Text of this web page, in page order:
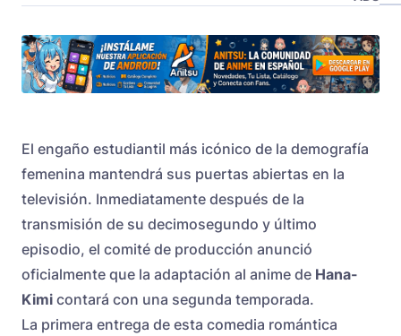
El engaño estudiantil más icónico de la demografía
femenina mantendrá sus puertas abiertas en la
televisión. Inmediatamente después de la
transmisión de su decimosegundo y último
episodio, el comité de producción anunció
oficialmente que la adaptación al anime de Hana-
Kimi contará con una segunda temporada.
La primera entrega de esta comedia romántica